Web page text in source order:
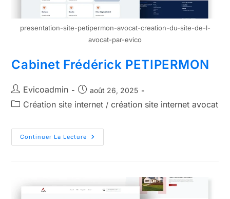
presentation-site-petipermon-avocat-creation-du-site-de-l-
avocat-par-evico
Cabinet Frédérick PETIPERMON
Evicoadmin août 26, 2025
Création site internet / création site internet avocat
Continuer La Lecture